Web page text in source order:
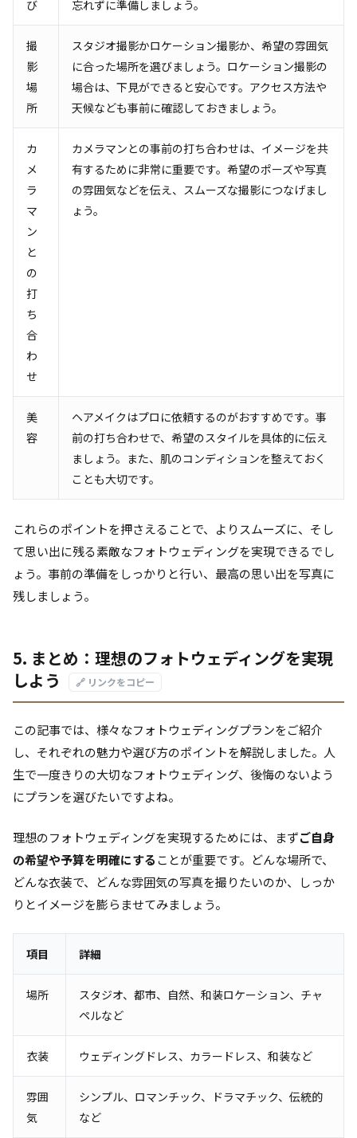
び 忘れずに準備しましょう。
撮
影
場
所
スタジオ撮影かロケーション撮影か、希望の雰囲気
に合った場所を選びましょう。ロケーション撮影の
場合は、下見ができると安心です。アクセス方法や
天候なども事前に確認しておきましょう。
カ
メ
ラ
マ
ン
と
の
打
ち
合
わ
せ
カメラマンとの事前の打ち合わせは、イメージを共
有するために非常に重要です。希望のポーズや写真
の雰囲気などを伝え、スムーズな撮影につなげまし
ょう。
美
容
ヘアメイクはプロに依頼するのがおすすめです。事
前の打ち合わせで、希望のスタイルを具体的に伝え
ましょう。また、肌のコンディションを整えておく
ことも大切です。
これらのポイントを押さえることで、よりスムーズに、そし
て思い出に残る素敵なフォトウェディングを実現できるでし
ょう。事前の準備をしっかりと行い、最高の思い出を写真に
残しましょう。
5. まとめ：理想のフォトウェディングを実現
しよう
🔗 リンクをコピー
この記事では、様々なフォトウェディングプランをご紹介
し、それぞれの魅力や選び方のポイントを解説しました。人
生で一度きりの大切なフォトウェディング、後悔のないよう
にプランを選びたいですよね。
理想のフォトウェディングを実現するためには、まずご自身
の希望や予算を明確にすることが重要です。どんな場所で、
どんな衣装で、どんな雰囲気の写真を撮りたいのか、しっか
りとイメージを膨らませてみましょう。
項目 詳細
場所
スタジオ、都市、自然、和装ロケーション、チャ
ペルなど
衣装 ウェディングドレス、カラードレス、和装など
雰囲
気
シンプル、ロマンチック、ドラマチック、伝統的
など